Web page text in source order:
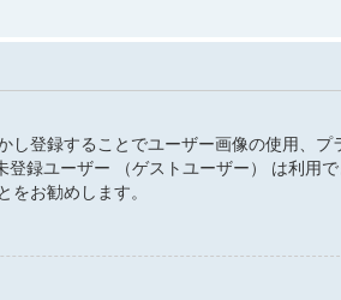
登録することでユーザー画像の使用、プ
録ユーザー （ゲストユーザー） は利用
お勧めします。